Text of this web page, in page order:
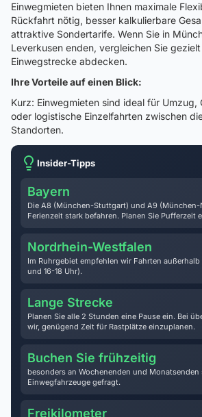
Einwegmieten bieten Ihnen maximale
Rückfahrt nötig, besser kalkulierbare
attraktive Sondertarife. Wenn Sie in
Leverkusen enden, vergleichen Sie
Einwegstrecke abdecken.
Ihre Vorteile auf einen Blick:
Kurz: Einwegmieten sind ideal für Umzug,
oder logistische Einzelfahrten zwischen
Standorten.
Insider-Tipps
Bayern
Die A8 (München-Stuttgart) und A9
Ferienzeit stark befahren. Planen Sie Pufferzeit
Nordrhein-Westfalen
Im Ruhrgebiet empfehlen wir Fahrten
und 16-18 Uhr).
Lange Strecke
Planen Sie alle 2 Stunden eine Pause ein. Bei
wir, genügend Zeit für Rastplätze einzuplanen.
Buchen Sie frühzeitig
besonders an Wochenenden und Monatsenden
Einwegfahrzeuge gefragt.
Freikilometer